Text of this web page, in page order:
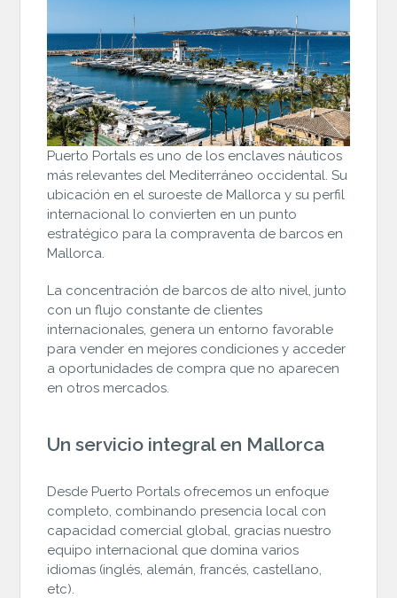
Puerto Portals es uno de los enclaves náuticos
más relevantes del Mediterráneo occidental. Su
ubicación en el suroeste de Mallorca y su perfil
internacional lo convierten en un punto
estratégico para la compraventa de barcos en
Mallorca.
La concentración de barcos de alto nivel, junto
con un flujo constante de clientes
internacionales, genera un entorno favorable
para vender en mejores condiciones y acceder
a oportunidades de compra que no aparecen
en otros mercados.
Un servicio integral en Mallorca
Desde Puerto Portals ofrecemos un enfoque
completo, combinando presencia local con
capacidad comercial global, gracias nuestro
equipo internacional que domina varios
idiomas (inglés, alemán, francés, castellano,
etc).